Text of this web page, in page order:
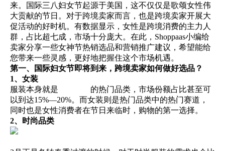
简体中文
登录 免费使用
来。国际三八妇女节起源于美国，这不仅仅是歌颂女性伟
大贡献的节日。对于跨境卖家而言，也是跨境卖家开展大
促活动的好时机。有数据显示，女性是跨境消费的主力人
群，占比超七成，市场十分庞大。在此， Shoppaas小编给
卖家分享一些女神节热销选品和营销推广建议，希望能给
您带来一些灵感，更好地把握住这个市场机遇。
第一、国际妇女节即将到来，跨境卖家如何做好选品？
1、女装
服装本身就是
的热门品类，市场份额占比甚至可
以到达15%—20%。而女装则是热门品类中的热门赛道，
同时也是女性消费者在节日来临时，购物的第一选择。
2、时尚品类